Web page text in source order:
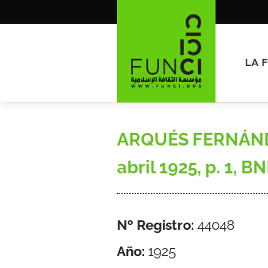
LA
ARQUÉS
abril 1925, p. 1,
Nº Registro: 44048
Año: 1925